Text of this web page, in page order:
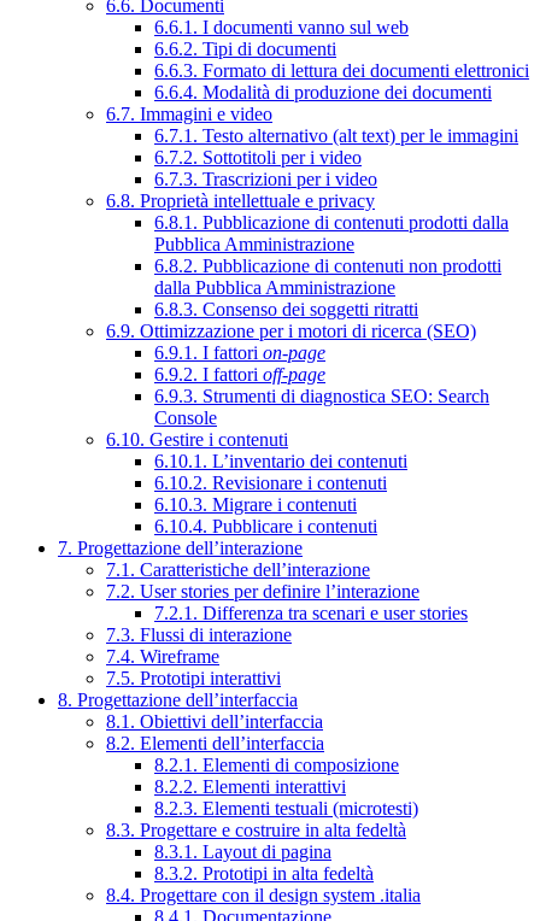
6.6. Documenti
6.6.1. I documenti vanno sul web
6.6.2. Tipi di documenti
6.6.3. Formato di lettura dei documenti elettronici
6.6.4. Modalità di produzione dei documenti
6.7. Immagini e video
6.7.1. Testo alternativo (alt text) per le immagini
6.7.2. Sottotitoli per i video
6.7.3. Trascrizioni per i video
6.8. Proprietà intellettuale e privacy
6.8.1. Pubblicazione di contenuti prodotti dalla
Pubblica Amministrazione
6.8.2. Pubblicazione di contenuti non prodotti
dalla Pubblica Amministrazione
6.8.3. Consenso dei soggetti ritratti
6.9. Ottimizzazione per i motori di ricerca (SEO)
6.9.1. I fattori on-page
6.9.2. I fattori off-page
6.9.3. Strumenti di diagnostica SEO: Search
Console
6.10. Gestire i contenuti
6.10.1. L’inventario dei contenuti
6.10.2. Revisionare i contenuti
6.10.3. Migrare i contenuti
6.10.4. Pubblicare i contenuti
7. Progettazione dell’interazione
7.1. Caratteristiche dell’interazione
7.2. User stories per definire l’interazione
7.2.1. Differenza tra scenari e user stories
7.3. Flussi di interazione
7.4. Wireframe
7.5. Prototipi interattivi
8. Progettazione dell’interfaccia
8.1. Obiettivi dell’interfaccia
8.2. Elementi dell’interfaccia
8.2.1. Elementi di composizione
8.2.2. Elementi interattivi
8.2.3. Elementi testuali (microtesti)
8.3. Progettare e costruire in alta fedeltà
8.3.1. Layout di pagina
8.3.2. Prototipi in alta fedeltà
8.4. Progettare con il design system .italia
8.4.1. Documentazione